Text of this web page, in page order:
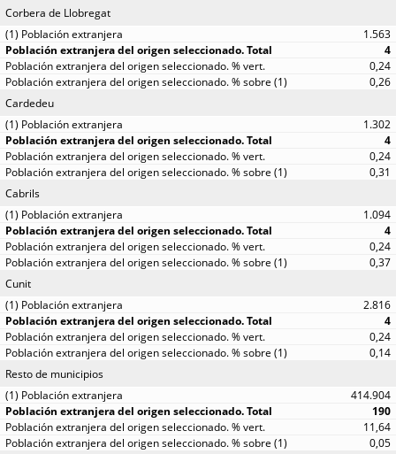
Corbera de Llobregat
1.563
4
0,24
0,26
Cardedeu
1.302
4
0,24
0,31
Cabrils
1.094
4
0,24
0,37
Cunit
2.816
4
0,24
0,14
Resto de municipios
414.904
190
11,64
0,05